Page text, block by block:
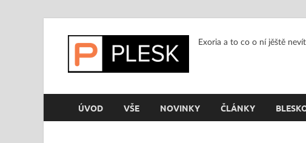
Exoria a to co o ní jěště
ÚVOD VŠE NOVINKY ČLÁNKY